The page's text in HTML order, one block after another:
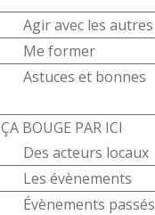
Agir avec les autres
Me former
Astuces et bonnes
ÇA BOUGE PAR ICI
Des acteurs locaux
Les évènements
Évènements passés